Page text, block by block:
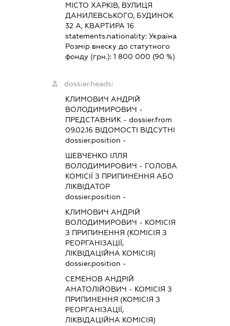
МІСТО ХАРКІВ, ВУЛИЦЯ
ДАНИЛЕВСЬКОГО, БУДИНОК
32 А, КВАРТИРА 16
statements.nationality: Україна
Розмір внеску до статутного
фонду (грн.): 1 800 000 (90 %)
dossier.heads:
КЛИМОВИЧ АНДРІЙ
ВОЛОДИМИРОВИЧ -
ПРЕДСТАВНИК - dossier.from
09.02.16 ВІДОМОСТІ ВІДСУТНІ
dossier.position -
ШЕВЧЕНКО ІЛЛЯ
ВОЛОДИМИРОВИЧ - ГОЛОВА
КОМІСІЇ З ПРИПИНЕННЯ АБО
ЛІКВІДАТОР
dossier.position -
КЛИМОВИЧ АНДРІЙ
ВОЛОДИМИРОВИЧ - КОМІСІЯ
З ПРИПИНЕННЯ (КОМІСІЯ З
РЕОРГАНІЗАЦІЇ,
ЛІКВІДАЦІЙНА КОМІСІЯ)
dossier.position -
СЕМЕНОВ АНДРІЙ
АНАТОЛІЙОВИЧ - КОМІСІЯ З
ПРИПИНЕННЯ (КОМІСІЯ З
РЕОРГАНІЗАЦІЇ,
ЛІКВІДАЦІЙНА КОМІСІЯ)